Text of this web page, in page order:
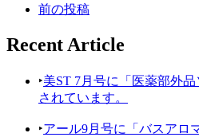
前の投稿
Recent Article
‣美ST 7月号に「医薬部外
されています。
‣アール9月号に「バスアロ